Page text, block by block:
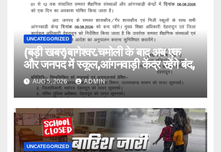
UNCATEGORIZED
(बड़ी खबर)बागेश्वर.चमोली के बाद अब एक
और जनपद में स्कूल,आंगनवाड़ी केंद्र रहेंगे बंद,
AUG 5, 2026 ADMIN
UNCATEGORIZED